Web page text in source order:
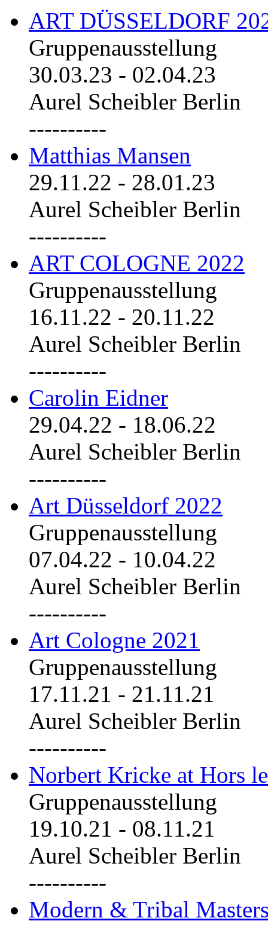
ART DÜSSELDORF
Gruppenausstellung
30.03.23 - 02.04.23
Aurel Scheibler Berlin
----------
Matthias Mansen
29.11.22 - 28.01.23
Aurel Scheibler Berlin
----------
ART COLOGNE 2022
Gruppenausstellung
16.11.22 - 20.11.22
Aurel Scheibler Berlin
----------
Carolin Eidner
29.04.22 - 18.06.22
Aurel Scheibler Berlin
----------
Art Düsseldorf 2022
Gruppenausstellung
07.04.22 - 10.04.22
Aurel Scheibler Berlin
----------
Art Cologne 2021
Gruppenausstellung
17.11.21 - 21.11.21
Aurel Scheibler Berlin
----------
Norbert Kricke at Hors
Gruppenausstellung
19.10.21 - 08.11.21
Aurel Scheibler Berlin
----------
Modern & Tribal